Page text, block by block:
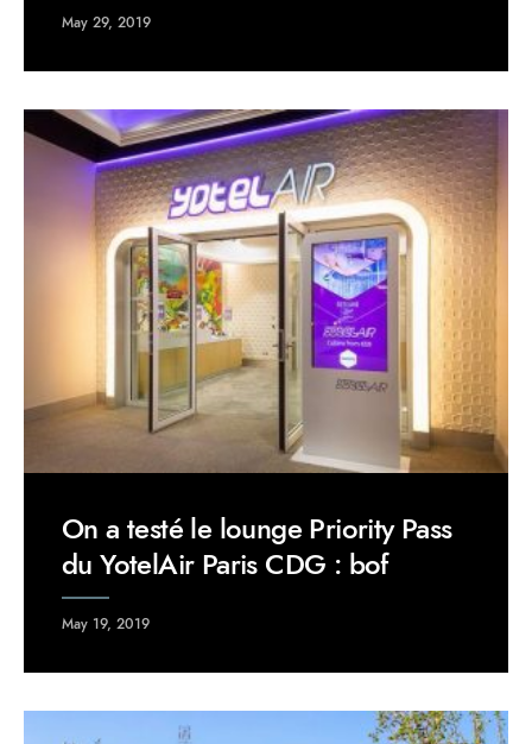
May 29, 2019
On a testé le lounge Priority Pass
du YotelAir Paris CDG : bof
May 19, 2019